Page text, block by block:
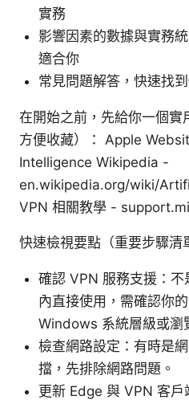
實務
影響因素的數據與實務
適合你
常見問題解答，快速找
在開始之前，先給你一個實
方便收藏）： Apple
Intelligence Wikipedia -
en.wikipedia.org/wiki/
VPN 相關教學 -
快速檢視要點（重要步驟清
確認 VPN 服務支援：
內直接使用，需確認你
Windows 系統層級或瀏
檢查網路設定：有時是
擋，先排除網路問題。
更新 Edge 與 VPN 客戶